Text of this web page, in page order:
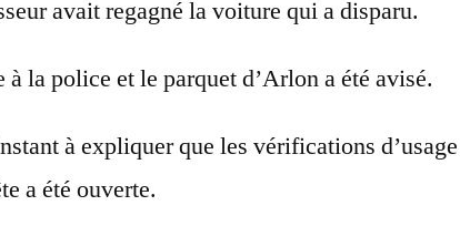
avait regagné la voiture qui a disparu.
à la police et le parquet d’Arlon a été avisé.
à expliquer que les vérifications d’usage
a été ouverte.